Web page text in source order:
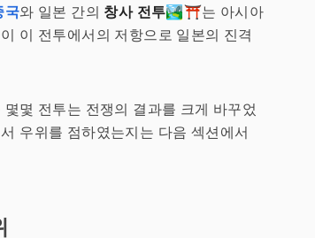
국와 일본 간의 창사 전투🏞️⛩️는 아시아
이 전투에서의 저항으로 일본의 진격
몇 전투는 전쟁의 결과를 크게 바꾸었
우위를 점하였는지는 다음 섹션에서